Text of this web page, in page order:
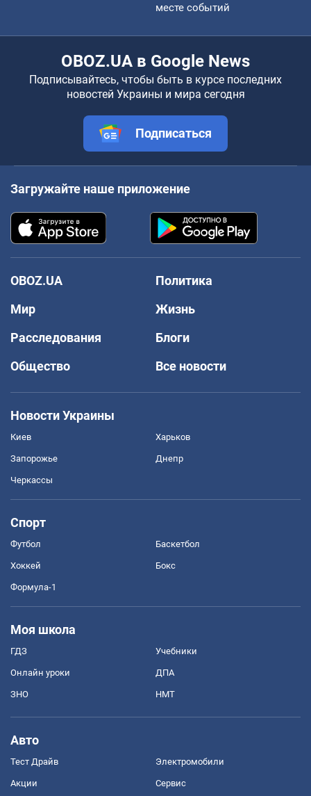
месте событий
OBOZ.UA в Google News
Подписывайтесь, чтобы быть в курсе последних
новостей Украины и мира сегодня
Подписаться
Загружайте наше приложение
OBOZ.UA
Политика
Мир
Жизнь
Расследования
Блоги
Общество
Все новости
Новости Украины
Киев Харьков
Запорожье Днепр
Черкассы
Спорт
Футбол Баскетбол
Хоккей Бокс
Формула-1
Моя школа
ГДЗ Учебники
Онлайн уроки ДПА
ЗНО НМТ
Авто
Тест Драйв Электромобили
Акции Сервис